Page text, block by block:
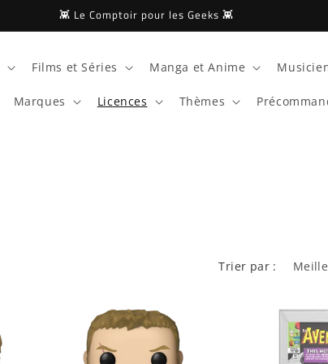
👾 Le Comptoir pour les Geeks 👾
Films et Séries Manga et Anime
Marques Licences Thèmes
Trier par :